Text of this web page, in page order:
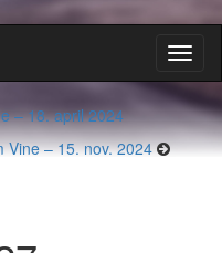
– 18. april 2024
Vine – 15. nov. 2024